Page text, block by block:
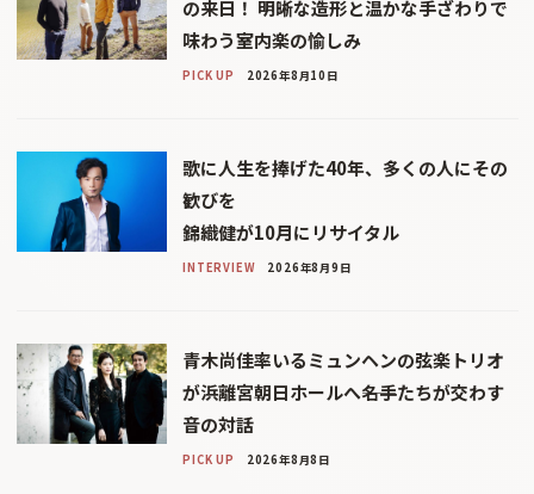
の来日！ 明晰な造形と温かな手ざわりで
味わう室内楽の愉しみ
PICK UP 2026年8月10日
歌に人生を捧げた40年、多くの人にその
歓びを
錦織健が10月にリサイタル
INTERVIEW 2026年8月9日
青木尚佳率いるミュンヘンの弦楽トリオ
が浜離宮朝日ホールへ――名手たちが交わす
音の対話
PICK UP 2026年8月8日